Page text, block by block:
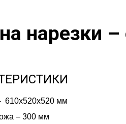
нарезки
610x520x520 мм
– 300 мм